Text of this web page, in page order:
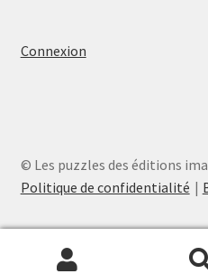
Connexion
© Les puzzles des éditions
Politique de confidentialité